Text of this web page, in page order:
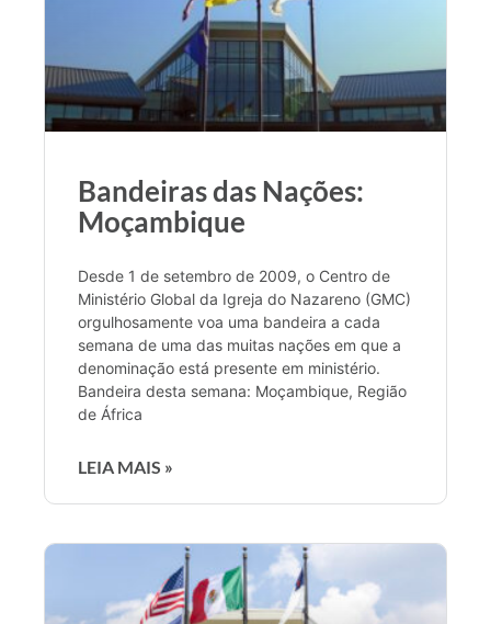
Bandeiras das Nações:
Moçambique
Desde 1 de setembro de 2009, o Centro de
Ministério Global da Igreja do Nazareno (GMC)
orgulhosamente voa uma bandeira a cada
semana de uma das muitas nações em que a
denominação está presente em ministério.
Bandeira desta semana: Moçambique, Região
de África
LEIA MAIS »